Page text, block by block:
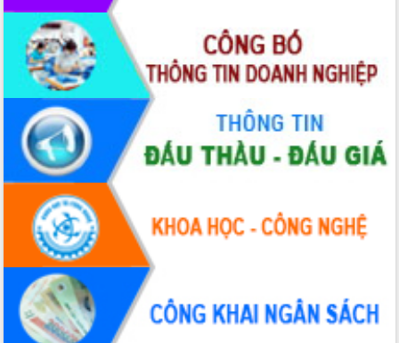
Đảm bảo cuộc bầu cử đại biểu Quốc
hội và đại biểu HĐND các cấp diễn ra
an toàn, hiệu quả, đúng quy định
Thủ tướng Chính phủ Phạm Minh Chính
kiểm tra, chỉ đạo hoàn thành các dự
án cao tốc và thăm khu tái định cư tại
Đắk Lắk
Sôi nổi Hội đua ngựa truyền thống Gò
Thì Thùng mừng Xuân Bính Ngọ 2026
Lãnh đạo tỉnh dâng hương tưởng niệm
tại Đập Đồng Cam đầu Xuân Bính Ngọ
Ngành nông nghiệp phấn đấu tăng
trưởng đạt 5,86% trong năm 2026
UBND tỉnh Đắk Lắk triển khai công tác
quốc phòng, quân sự địa phương năm
2026
Đắk Lắk tập trung toàn lực khắc phục
tồn tại IUU, sẵn sàng làm việc với